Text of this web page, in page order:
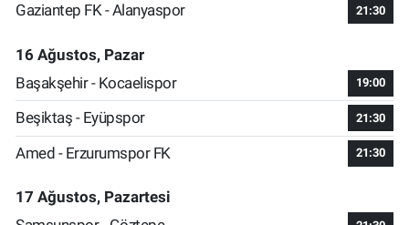
Gaziantep FK - Alanyaspor 21:30
16 Ağustos, Pazar
Başakşehir - Kocaelispor
19:00
Beşiktaş - Eyüpspor 21:30
Amed - Erzurumspor FK 21:30
17 Ağustos, Pazartesi